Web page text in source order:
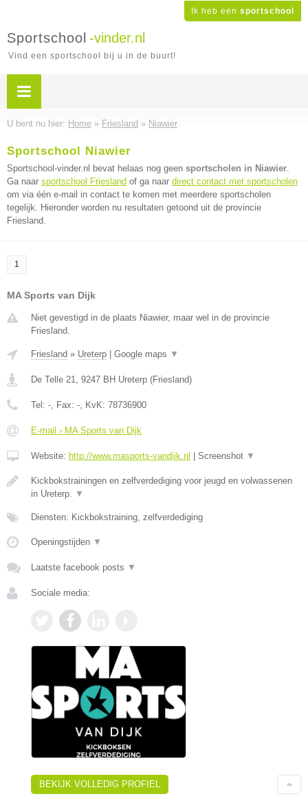
Ik heb een sportschool
Sportschool -vinder.nl
Vind een sportschool bij u in de buurt!
U bent nu hier: Home » Friesland » Niawier
Sportschool Niawier
Sportschool-vinder.nl bevat helaas nog geen sportscholen in Niawier.
Ga naar sportschool Friesland of ga naar direct contact met sportscholen
om via één e-mail in contact te komen met meerdere sportscholen
tegelijk. Hieronder worden nu resultaten getoond uit de provincie
Friesland.
1
MA Sports van Dijk
Niet gevestigd in de plaats Niawier, maar wel in de provincie
Friesland.
Friesland » Ureterp Google maps ▼
De Telle 21, 9247 BH Ureterp (Friesland)
Tel: -, Fax: -, KvK: 78736900
E-mail › MA Sports van Dijk
Website: http://www.masports-vandijk.nl Screenshot ▼
Kickbokstrainingen en zelfverdediging voor jeugd en volwassenen
in Ureterp. ▼
Diensten: Kickbokstraining, zelfverdediging
Openingstijden ▼
Laatste facebook posts ▼
Sociale media:
BEKIJK VOLLEDIG PROFIEL